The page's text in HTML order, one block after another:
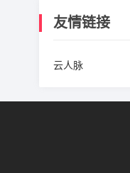
友情链接
云人脉